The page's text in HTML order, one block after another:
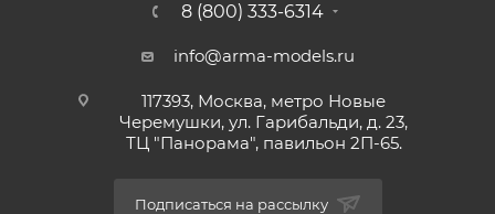
8 (800) 333-6314
info@arma-models.ru
117393, Москва, метро Новые
Черемушки, ул. Гарибальди, д. 23,
ТЦ "Панорама", павильон 2П-65.
Подписаться на рассылку